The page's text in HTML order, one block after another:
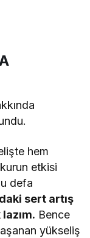
hem
etkisi
defa
sert artış
Bence
yükseliş